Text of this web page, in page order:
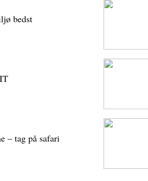
bedst
– tag på safari